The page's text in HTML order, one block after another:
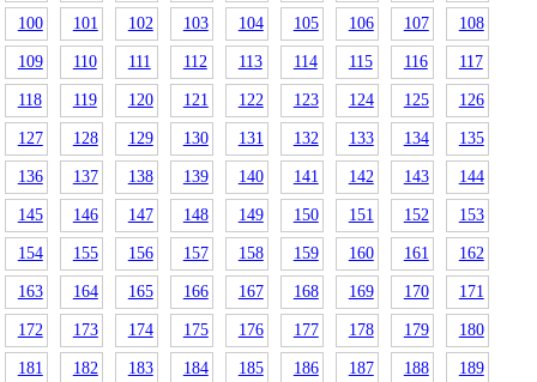
100 101 102 103 104 105 106 107 108
109 110 111 112 113 114 115 116 117
118 119 120 121 122 123 124 125 126
127 128 129 130 131 132 133 134 135
136 137 138 139 140 141 142 143 144
145 146 147 148 149 150 151 152 153
154 155 156 157 158 159 160 161 162
163 164 165 166 167 168 169 170 171
172 173 174 175 176 177 178 179 180
181 182 183 184 185 186 187 188 189